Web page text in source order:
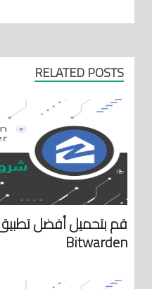
RELATED POSTS
قم بتحميل أفضل
Bitwarden